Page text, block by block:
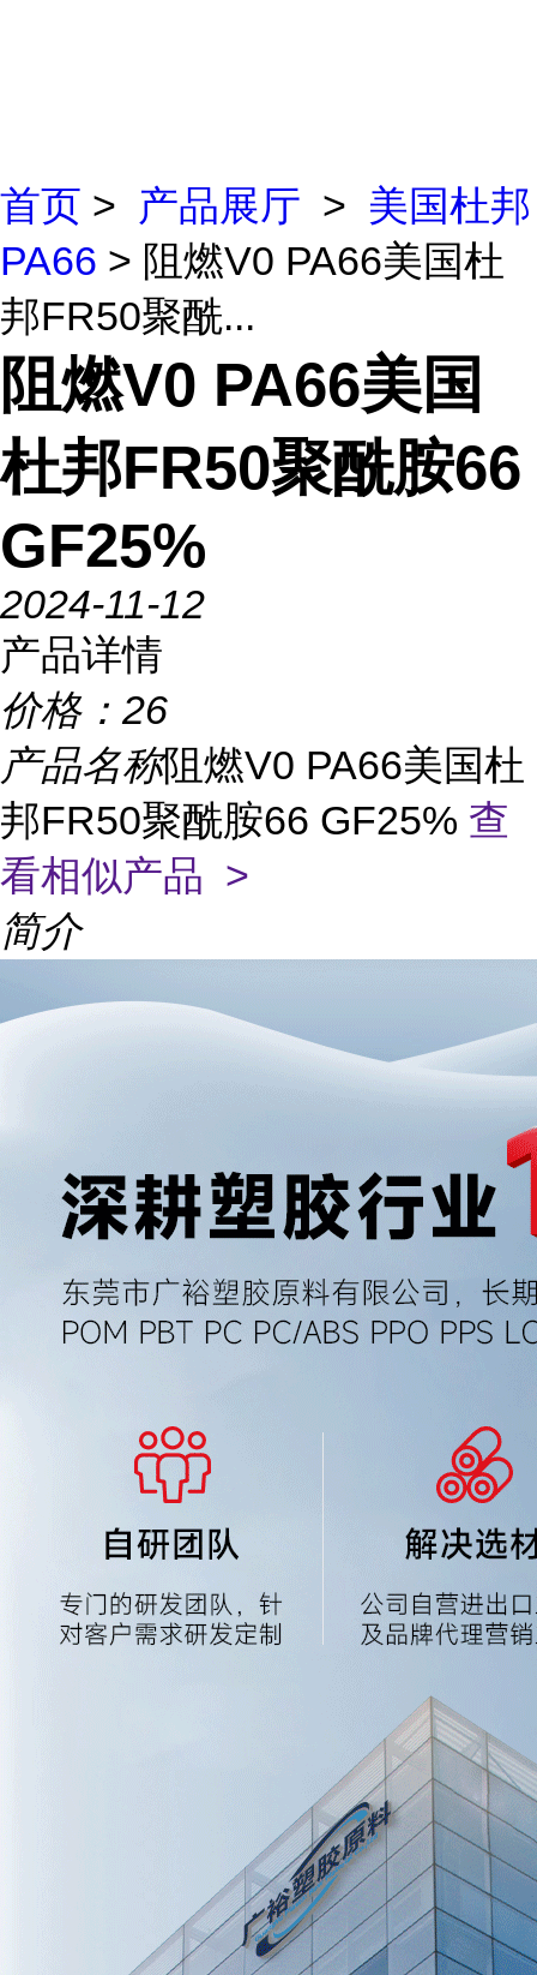
首页 > 产品展厅 > 美国杜邦
PA66 > 阻燃V0 PA66美国杜
邦FR50聚酰...
阻燃V0 PA66美国
杜邦FR50聚酰胺66
GF25%
2024-11-12
产品详情
价格： 26
产品名称阻燃V0 PA66美国杜
邦FR50聚酰胺66 GF25% 查
看相似产品 >
简介